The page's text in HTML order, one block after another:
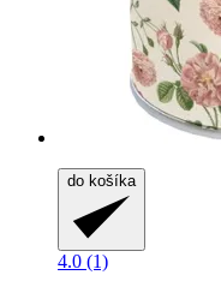
do košíka
4.0 (1)